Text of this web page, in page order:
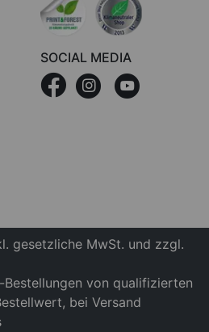
SOCIAL MEDIA
gesetzliche MwSt. und zzgl.
von qualifizierten
bei Versand